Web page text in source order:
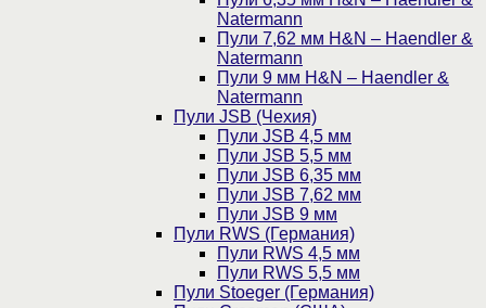
Natermann
Пули 7,62 мм H&N – Haendler &
Natermann
Пули 9 мм H&N – Haendler &
Natermann
Пули JSB (Чехия)
Пули JSB 4,5 мм
Пули JSB 5,5 мм
Пули JSB 6,35 мм
Пули JSB 7,62 мм
Пули JSB 9 мм
Пули RWS (Германия)
Пули RWS 4,5 мм
Пули RWS 5,5 мм
Пули Stoeger (Германия)